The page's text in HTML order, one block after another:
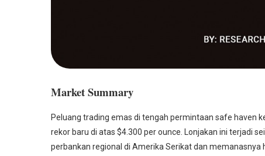
Market Summary
Peluang trading emas di tengah permintaan safe haven
rekor baru di atas $4.300 per ounce. Lonjakan ini terjadi
perbankan regional di Amerika Serikat dan